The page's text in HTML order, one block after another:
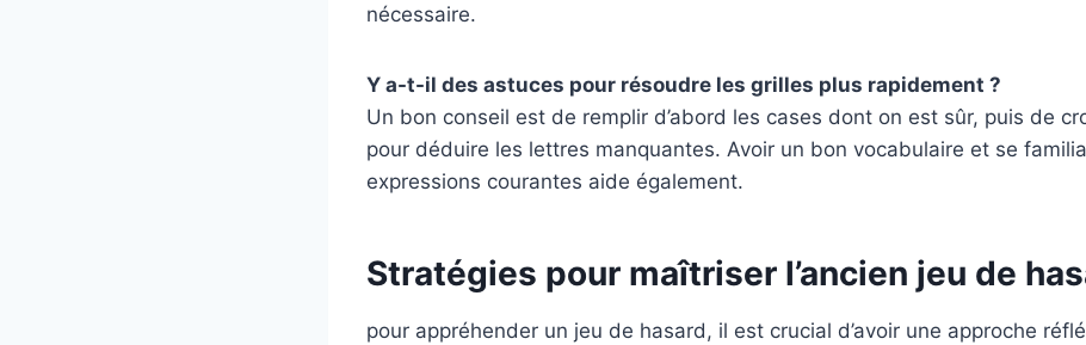
nécessaire.
Y a-t-il des astuces pour résoudre les grilles plus rapidement ?
Un bon conseil est de remplir d’abord les cases dont on est sûr, puis de
pour déduire les lettres manquantes. Avoir un bon vocabulaire et se
expressions courantes aide également.
Stratégies pour maîtriser l’ancien jeu de
pour appréhender un jeu de hasard, il est crucial d’avoir une approche